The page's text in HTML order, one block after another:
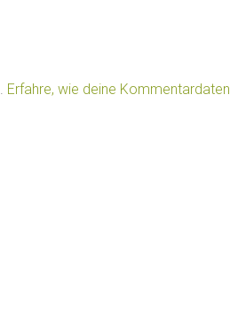
Erfahre, wie deine Kommentardaten